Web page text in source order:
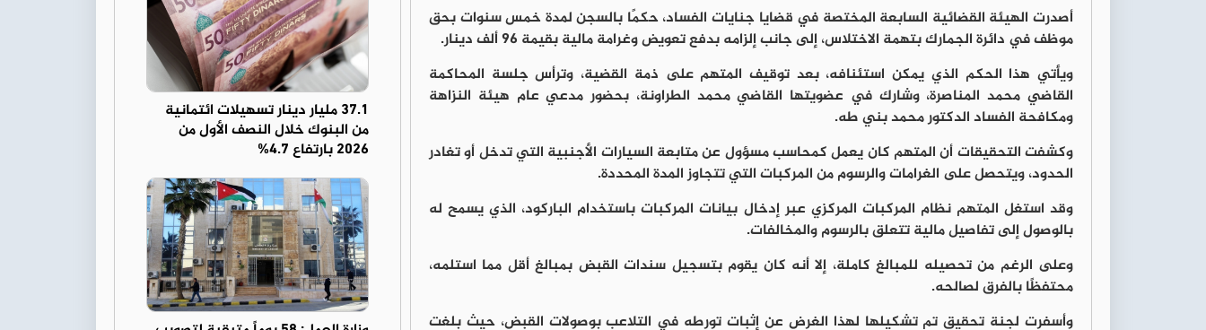
أصدرت الهيئة القضائية السابعة المختصة في قضايا جنايات الفساد، حكمًا بالسجن لمدة خمس سنوات بحق
موظف في دائرة الجمارك بتهمة الاختلاس، إلى جانب إلزامه بدفع تعويض وغرامة مالية بقيمة 96 ألف دينار.
ويأتي هذا الحكم الذي يمكن استئنافه، بعد توقيف المتهم على ذمة القضية، وترأس جلسة المحاكمة
القاضي محمد المناصرة، وشارك في عضويتها القاضي محمد الطراونة، بحضور مدعي عام هيئة النزاهة
ومكافحة الفساد الدكتور محمد بني طه.
وكشفت التحقيقات أن المتهم كان يعمل كمحاسب مسؤول عن متابعة السيارات الأجنبية التي تدخل أو تغادر
الحدود، ويتحصل على الغرامات والرسوم من المركبات التي تتجاوز المدة المحددة.
وقد استغل المتهم نظام المركبات المركزي عبر إدخال بيانات المركبات باستخدام الباركود، الذي يسمح له
بالوصول إلى تفاصيل مالية تتعلق بالرسوم والمخالفات.
وعلى الرغم من تحصيله للمبالغ كاملة، إلا أنه كان يقوم بتسجيل سندات القبض بمبالغ أقل مما استلمه،
محتفظًا بالفرق لصالحه.
وأسفرت لجنة تحقيق تم تشكيلها لهذا الغرض عن إثبات تورطه في التلاعب بوصولات القبض، حيث بلغت
37.1 مليار دينار تسهيلات ائتمانية
من البنوك خلال النصف الأول من
2026 بارتفاع 4.7%